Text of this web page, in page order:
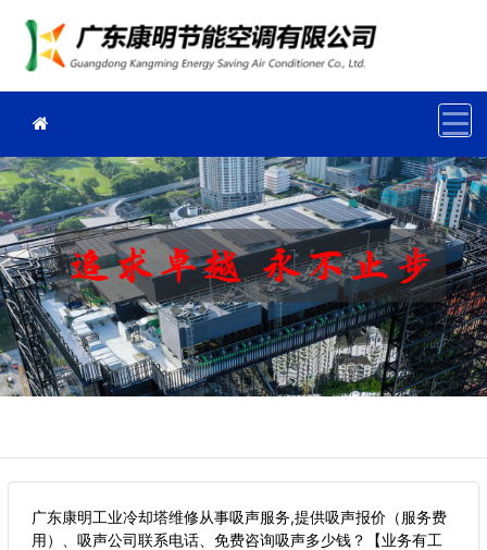
广东康明工业冷却塔维修从事吸声服务,提供吸声报价（服务费
用）、吸声公司联系电话、免费咨询吸声多少钱？【业务有工